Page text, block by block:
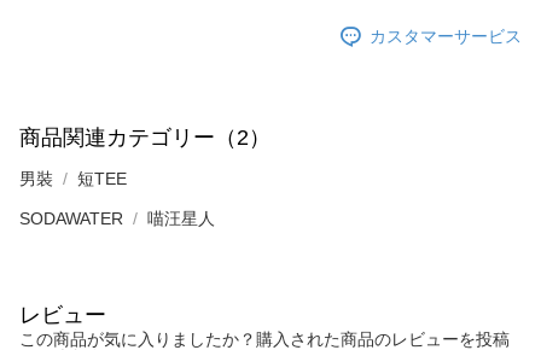
AFTEEの初回ご利用の際に、審査を通過すれば、最高額がNT$10,000にな
個人情報の処理、利用について疑問がある、または関連する法律の権利を
にご連絡ください。上記に示した個人情報を、必要な購入注文書とあわせ
てAFTEEにご提供いただく、またはAFTEEにあなたの個人情報の収集、処
理、利用を許可することににご同意いただけない場合は、当サービスを選
カスタマーサービス
商品関連カテゴリー（2）
男裝 短TEE
SODAWATER 喵汪星人
レビュー
この商品が気に入りましたか？購入された商品のレビューを投稿